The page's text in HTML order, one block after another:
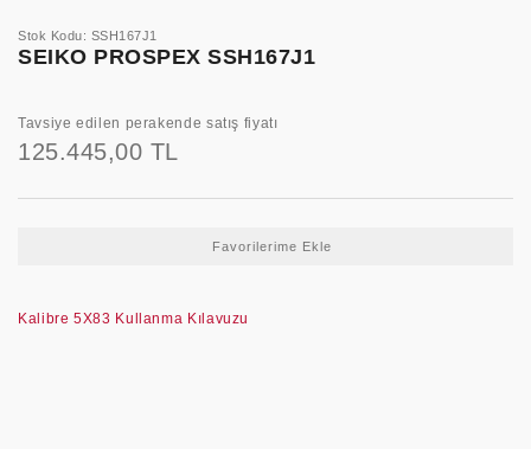
Stok Kodu: SSH167J1
SEIKO PROSPEX SSH167J1
Tavsiye edilen perakende satış fiyatı
125.445,00 TL
Kalibre 5X83 Kullanma Kılavuzu